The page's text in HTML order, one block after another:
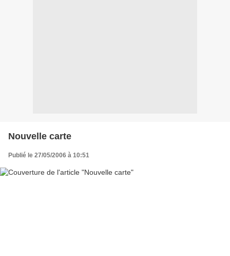
Nouvelle carte
Publié le 27/05/2006 à 10:51